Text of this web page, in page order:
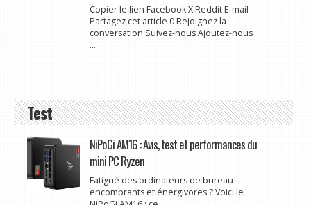
Copier le lien Facebook X Reddit E-mail
Partagez cet article 0 Rejoignez la
conversation Suivez-nous Ajoutez-nous
...
Test
NiPoGi AM16 : Avis, test et performances du
mini PC Ryzen
Fatigué des ordinateurs de bureau
encombrants et énergivores ? Voici le